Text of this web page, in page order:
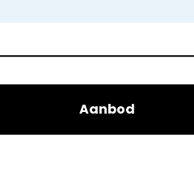
Aanbod